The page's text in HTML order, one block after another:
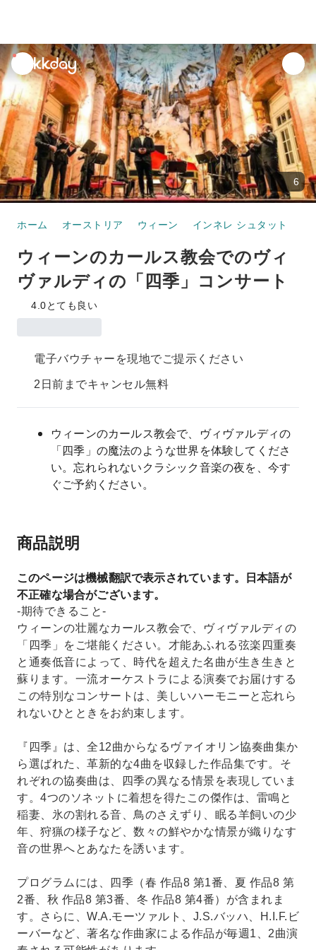
unread
notifications
6
ホーム オーストリア ウィーン インネレ シュタット
ウィーンのカールス教会でのヴィ
ヴァルディの「四季」コンサート
4.0とても良い
電子バウチャーを現地でご提示ください
2日前までキャンセル無料
ウィーンのカールス教会で、ヴィヴァルディの
「四季」の魔法のような世界を体験してくださ
い。忘れられないクラシック音楽の夜を、今す
ぐご予約ください。
商品説明
このページは機械翻訳で表示されています。日本語が
不正確な場合がございます。
-期待できること-
ウィーンの壮麗なカールス教会で、ヴィヴァルディの
「四季」をご堪能ください。才能あふれる弦楽四重奏
と通奏低音によって、時代を超えた名曲が生き生きと
蘇ります。一流オーケストラによる演奏でお届けする
この特別なコンサートは、美しいハーモニーと忘れら
れないひとときをお約束します。
『四季』は、全12曲からなるヴァイオリン協奏曲集か
ら選ばれた、革新的な4曲を収録した作品集です。そ
れぞれの協奏曲は、四季の異なる情景を表現していま
す。4つのソネットに着想を得たこの傑作は、雷鳴と
稲妻、氷の割れる音、鳥のさえずり、眠る羊飼いの少
年、狩猟の様子など、数々の鮮やかな情景が織りなす
音の世界へとあなたを誘います。
プログラムには、四季（春 作品8 第1番、夏 作品8 第
2番、秋 作品8 第3番、冬 作品8 第4番）が含まれま
す。さらに、W.A.モーツァルト、J.S.バッハ、H.I.F.ビ
ーバーなど、著名な作曲家による作品が毎週1、2曲演